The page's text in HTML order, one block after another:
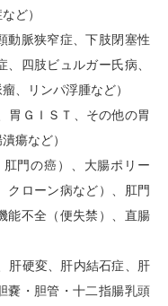
ど）
動脈狭窄症、下肢閉塞性
四肢ビュルガー氏病、
、リンパ浮腫など）
胃ＧＩＳＴ、その他の胃
瘍など）
門の癌）、大腸ポリー
クローン病など）、肛門
能不全（便失禁）、直腸
肝硬変、肝内結石症、肝
嚢・胆管・十二指腸乳頭